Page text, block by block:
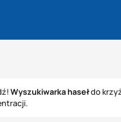
Wyszukiwarka hasełdo